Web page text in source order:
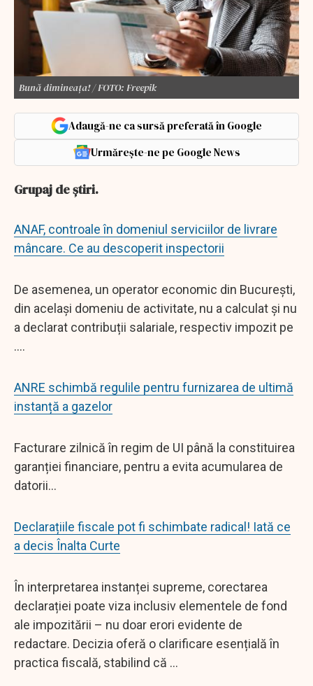
Bună dimineața! / FOTO: Freepik
Adaugă-ne ca sursă preferată în Google
Urmărește-ne pe Google News
Grupaj de știri.
ANAF, controale în domeniul serviciilor de livrare
mâncare. Ce au descoperit inspectorii
De asemenea, un operator economic din București,
din același domeniu de activitate, nu a calculat și nu
a declarat contribuții salariale, respectiv impozit pe
....
ANRE schimbă regulile pentru furnizarea de ultimă
instanță a gazelor
Facturare zilnică în regim de UI până la constituirea
garanției financiare, pentru a evita acumularea de
datorii...
Declarațiile fiscale pot fi schimbate radical! Iată ce
a decis Înalta Curte
În interpretarea instanței supreme, corectarea
declarației poate viza inclusiv elementele de fond
ale impozitării – nu doar erori evidente de
redactare. Decizia oferă o clarificare esențială în
practica fiscală, stabilind că ...